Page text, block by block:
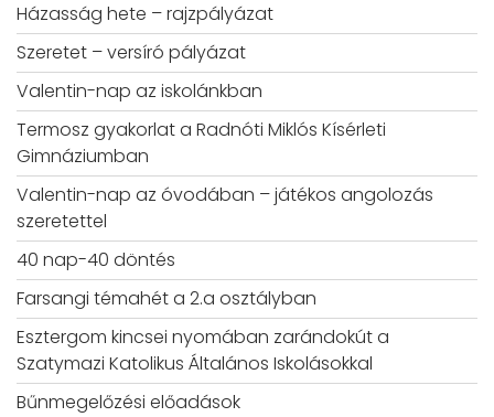
Házasság hete – rajzpályázat
Szeretet – versíró pályázat
Valentin-nap az iskolánkban
Termosz gyakorlat a Radnóti Miklós Kísérleti
Gimnáziumban
Valentin-nap az óvodában – játékos angolozás
szeretettel
40 nap-40 döntés
Farsangi témahét a 2.a osztályban
Esztergom kincsei nyomában zarándokút a
Szatymazi Katolikus Általános Iskolásokkal
Bűnmegelőzési előadások